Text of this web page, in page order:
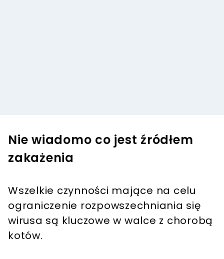
Nie wiadomo co jest źródłem
zakażenia
Wszelkie czynności mające na celu
ograniczenie rozpowszechniania się
wirusa są kluczowe w walce z chorobą
kotów.